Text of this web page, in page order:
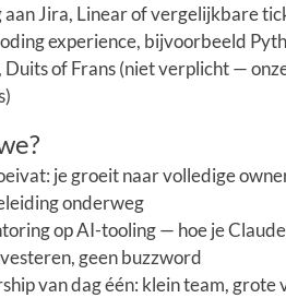
Jira, Linear of vergelijkbare
experience, bijvoorbeeld
Duits of Frans (niet verplicht —
je groeit naar volledige
onderweg
op AI-tooling — hoe je
geen buzzword
van dag één: klein team,